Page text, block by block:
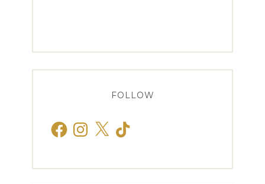
FOLLOW
FacebookInstagram
X TikTok